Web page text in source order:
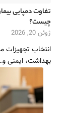
تفاوت دمپایی
چیست؟
ژوئن 20, 2026
انتخاب
بهداشت، ایمنی